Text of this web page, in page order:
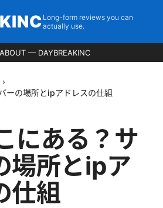
Long-form reviews you can
actually use.
ABOUT — DAYBREAKINC
›
ーの場所とipアドレスの仕組
にある？サ
場所とipア
仕組